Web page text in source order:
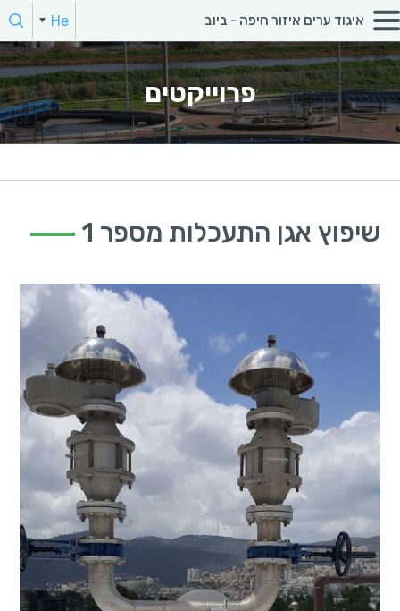
חפש:
הקלד מילת חיפוש
איגוד ערים איזור חיפה - ביוב
He
En
פרוייקטים
שיפוץ אגן התעכלות מספר 1